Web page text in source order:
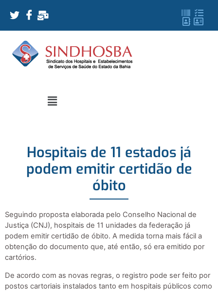
Hospitais de 11 estados já
podem emitir certidão de
óbito
Seguindo proposta elaborada pelo Conselho Nacional de
Justiça (CNJ), hospitais de 11 unidades da federação já
podem emitir certidão de óbito. A medida torna mais fácil a
obtenção do documento que, até então, só era emitido por
cartórios.
De acordo com as novas regras, o registro pode ser feito por
postos cartoriais instalados tanto em hospitais públicos como